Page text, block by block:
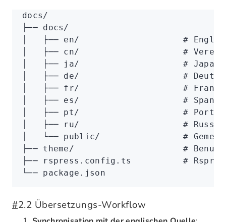
docs/
├── docs/
│   ├── en/                    #
│   ├── cn/                    #
│   ├── ja/                    #
│   ├── de/                    #
│   ├── fr/                    #
│   ├── es/                    #
│   ├── pt/                    #
│   ├── ru/                    #
│   └── public/                #
├── theme/                     #
├── rspress.config.ts          #
└── package.json
#2.2 Übersetzungs-Workflow